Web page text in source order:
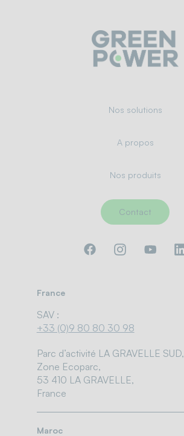
Nos solutions
A propos
Nos produits
Contact
France
SAV :
+33 (0)9 80 80 30 98
Parc d’activité LA GRAVELLE SUD,
Zone Ecoparc,
53 410 LA GRAVELLE,
France
Maroc